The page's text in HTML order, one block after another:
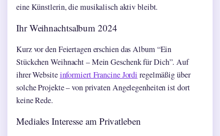
eine Künstlerin, die musikalisch aktiv bleibt.
Ihr Weihnachtsalbum 2024
Kurz vor den Feiertagen erschien das Album “Ein
Stückchen Weihnacht – Mein Geschenk für Dich”. Auf
ihrer Websiteinformiert Francine Jordi regelmäßig über
solche Projekte – von privaten Angelegenheiten ist dort
keine Rede.
Mediales Interesse am Privatleben